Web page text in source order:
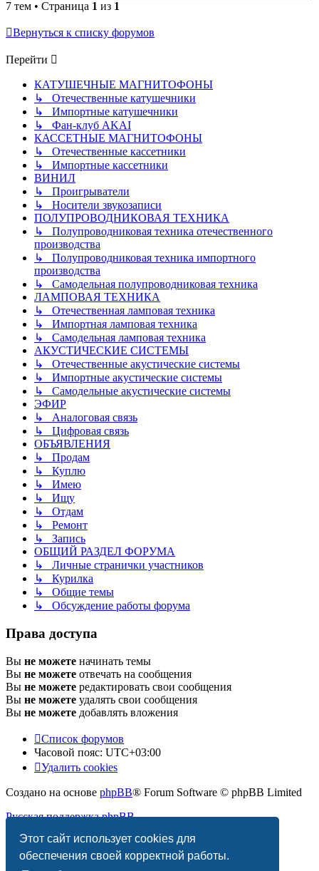
Этот сайт использует cookies для
обеспечения своей корректной работы.
7 тем • Страница 1 из 1
Вернуться к списку форумов
Перейти
КАТУШЕЧНЫЕ МАГНИТОФОНЫ
↳ Отечественные катушечники
↳ Импортные катушечники
↳ Фан-клуб AKAI
КАССЕТНЫЕ МАГНИТОФОНЫ
↳ Отечественные кассетники
↳ Импортные кассетники
ВИНИЛ
↳ Проигрыватели
↳ Носители звукозаписи
ПОЛУПРОВОДНИКОВАЯ ТЕХНИКА
↳ Полупроводниковая техника отечественного
производства
↳ Полупроводниковая техника импортного
производства
↳ Самодельная полупроводниковая техника
ЛАМПОВАЯ ТЕХНИКА
↳ Отечественная ламповая техника
↳ Импортная ламповая техника
↳ Самодельная ламповая техника
АКУСТИЧЕСКИЕ СИСТЕМЫ
↳ Отечественные акустические системы
↳ Импортные акустические системы
↳ Самодельные акустические системы
ЭФИР
↳ Аналоговая связь
↳ Цифровая связь
ОБЪЯВЛЕНИЯ
↳ Продам
↳ Куплю
↳ Имею
↳ Ищу
↳ Отдам
↳ Ремонт
↳ Запись
ОБЩИЙ РАЗДЕЛ ФОРУМА
↳ Личные странички участников
↳ Курилка
↳ Общие темы
↳ Обсуждение работы форума
Права доступа
Вы не можете начинать темы
Вы не можете отвечать на сообщения
Вы не можете редактировать свои сообщения
Вы не можете удалять свои сообщения
Вы не можете добавлять вложения
Список форумов
Часовой пояс: UTC+03:00
Удалить cookies
Создано на основе phpBB® Forum Software © phpBB Limited
Русская поддержка phpBB
Конфиденциальность |Правила